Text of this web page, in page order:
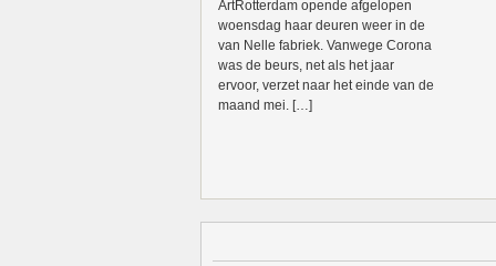
ArtRotterdam opende afgelopen
woensdag haar deuren weer in de
van Nelle fabriek. Vanwege Corona
was de beurs, net als het jaar
ervoor, verzet naar het einde van de
maand mei. […]